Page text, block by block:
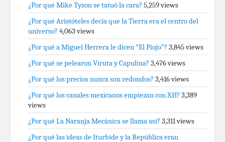
¿Por qué Mike Tyson se tatuó la cara? 5,259 views
¿Por qué Aristóteles decía que la Tierra era el centro del
universo? 4,063 views
¿Por qué a Miguel Herrera le dicen “El Piojo”? 3,845 views
¿Por qué se pelearon Viruta y Capulina? 3,476 views
¿Por qué los precios nunca son redondos? 3,416 views
¿Por qué los canales mexicanos empiezan con XH? 3,389
views
¿Por qué La Naranja Mecánica se llama así? 3,311 views
¿Por qué las ideas de Iturbide y la República eran